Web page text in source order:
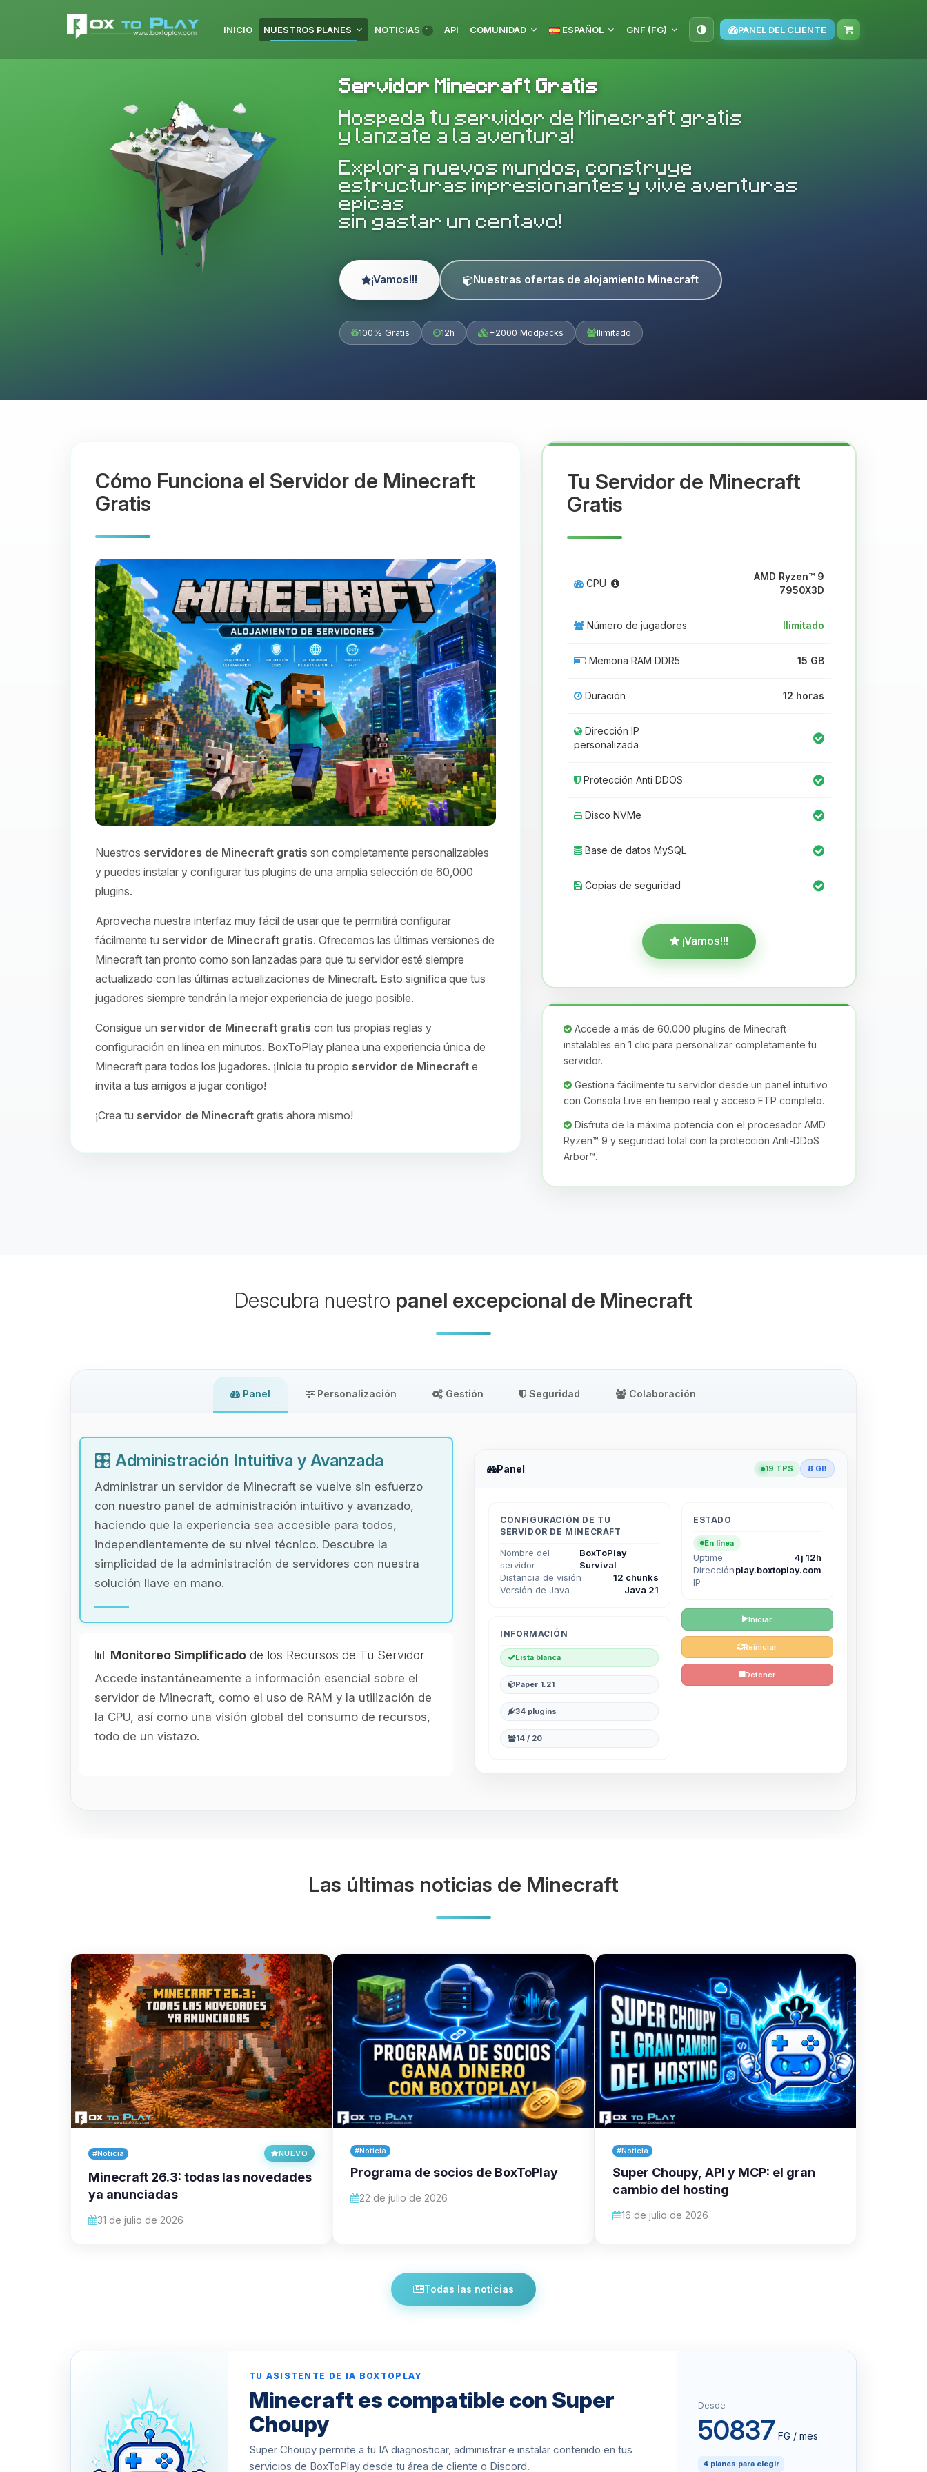
INICIO NUESTROS PLANES NOTICIAS 1 API COMUNIDAD ESPAÑOL GNF (FG) PANEL DEL CLIENTE
Servidor Minecraft Gratis
Hospeda tu servidor de Minecraft gratis
y lanzate a la aventura!
Explora nuevos mundos, construye
estructuras impresionantes y vive aventuras
epicas
sin gastar un centavo!
¡Vamos!!! Nuestras ofertas de alojamiento Minecraft
100% Gratis 12h +2000 Modpacks Ilimitado
Cómo Funciona el Servidor de Minecraft
Gratis
Nuestros servidores de Minecraft gratis son completamente personalizables
y puedes instalar y configurar tus plugins de una amplia selección de 60,000
plugins.
Aprovecha nuestra interfaz muy fácil de usar que te permitirá configurar
fácilmente tu servidor de Minecraft gratis. Ofrecemos las últimas versiones de
Minecraft tan pronto como son lanzadas para que tu servidor esté siempre
actualizado con las últimas actualizaciones de Minecraft. Esto significa que tus
jugadores siempre tendrán la mejor experiencia de juego posible.
Consigue un servidor de Minecraft gratis con tus propias reglas y
configuración en línea en minutos. BoxToPlay planea una experiencia única de
Minecraft para todos los jugadores. ¡Inicia tu propio servidor de Minecraft e
invita a tus amigos a jugar contigo!
¡Crea tu servidor de Minecraft gratis ahora mismo!
Tu Servidor de Minecraft
Gratis
CPU
AMD Ryzen™ 9
7950X3D
Número de jugadores Ilimitado
Memoria RAM DDR5 15 GB
Duración 12 horas
Dirección IP
personalizada
Protección Anti DDOS
Disco NVMe
Base de datos MySQL
Copias de seguridad
¡Vamos!!!
Accede a más de 60.000 plugins de Minecraft
instalables en 1 clic para personalizar completamente tu
servidor.
Gestiona fácilmente tu servidor desde un panel intuitivo
con Consola Live en tiempo real y acceso FTP completo.
Disfruta de la máxima potencia con el procesador AMD
Ryzen™ 9 y seguridad total con la protección Anti-DDoS
Arbor™.
Descubra nuestro panel excepcional de Minecraft
Panel Personalización Gestión Seguridad Colaboración
🎛️ Administración Intuitiva y Avanzada
Administrar un servidor de Minecraft se vuelve sin esfuerzo
con nuestro panel de administración intuitivo y avanzado,
haciendo que la experiencia sea accesible para todos,
independientemente de su nivel técnico. Descubre la
simplicidad de la administración de servidores con nuestra
solución llave en mano.
📊 Monitoreo Simplificado de los Recursos de Tu Servidor
Accede instantáneamente a información esencial sobre el
servidor de Minecraft, como el uso de RAM y la utilización de
la CPU, así como una visión global del consumo de recursos,
todo de un vistazo.
Panel 19 TPS 8 GB
CONFIGURACIÓN DE TU
SERVIDOR DE MINECRAFT
Nombre del
servidor
BoxToPlay
Survival
Distancia de visión
12 chunks
Versión de Java
Java 21
INFORMACIÓN
Lista blanca
Paper 1.21
34 plugins
14 / 20
ESTADO
En línea
Uptime
4j 12h
Dirección
IP
play.boxtoplay.com
Iniciar
Reiniciar
Detener
Las últimas noticias de Minecraft
#Noticia NUEVO
Minecraft 26.3: todas las novedades
ya anunciadas
31 de julio de 2026
#Noticia
Programa de socios de BoxToPlay
22 de julio de 2026
#Noticia
Super Choupy, API y MCP: el gran
cambio del hosting
16 de julio de 2026
Todas las noticias
TU ASISTENTE DE IA BOXTOPLAY
Minecraft es compatible con Super
Choupy
Super Choupy permite a tu IA diagnosticar, administrar e instalar contenido en tus
servicios de BoxToPlay desde tu área de cliente o Discord.
Desde
50837 FG / mes
4 planes para elegir